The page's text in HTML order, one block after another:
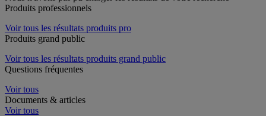
Produits professionnels
Voir tous les résultats produits pro
Produits grand public
Voir tous les résultats produits grand public
Questions fréquentes
Voir tous
Documents & articles
Voir tous